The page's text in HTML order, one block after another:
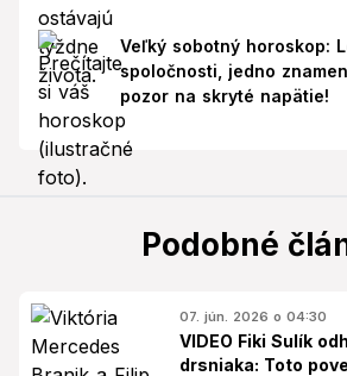
Veľký sobotný horoskop:
spoločnosti, jedno
pozor na skryté napätie!
Podobné
07. jún. 2026 o 04:30
VIDEO Fiki Sulík
drsniaka: Toto